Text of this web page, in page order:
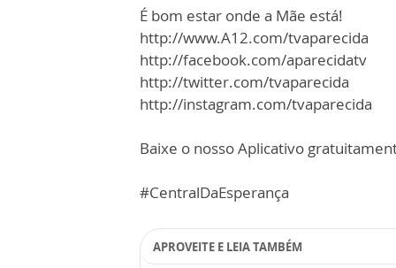
É bom estar onde a Mãe está!
http://www.A12.com/tvaparecida
http://facebook.com/aparecidatv
http://twitter.com/tvaparecida
http://instagram.com/tvaparecida
Baixe o nosso Aplicativo
#CentralDaEsperança
APROVEITE E LEIA TAMBÉM